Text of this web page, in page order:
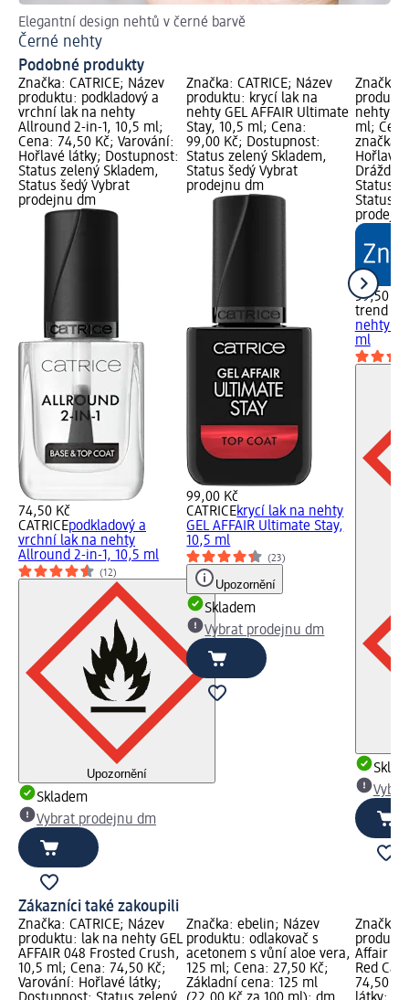
Elegantní design nehtů v černé barvě
Černé nehty
Podobné produkty
Značka: CATRICE; Název
produktu: podkladový a
vrchní lak na nehty
Allround 2-in-1, 10,5 ml;
Cena: 74,50 Kč; Varování:
Hořlavé látky; Dostupnost:
Status zelený Skladem,
Status šedý Vybrat
prodejnu dm
74,50 Kč
CATRICEpodkladový a
vrchní lak na nehty
Allround 2-in-1, 10,5 ml
(12)
Upozornění
Skladem
Vybrat prodejnu dm
Značka: CATRICE; Název
produktu: krycí lak na
nehty GEL AFFAIR Ultimate
Stay, 10,5 ml; Cena:
99,00 Kč; Dostupnost:
Status zelený Skladem,
Status šedý Vybrat
prodejnu dm
99,00 Kč
CATRICEkrycí lak na nehty
GEL AFFAIR Ultimate Stay,
10,5 ml
(23)
Upozornění
Skladem
Vybrat prodejnu dm
Značka:
nehty
ml;
značka
Hořlavé
Status
Status
59,50 Kč
trend !t
nehty
ml
Zákazníci také zakoupili
Značka: CATRICE; Název
produktu: lak na nehty GEL
AFFAIR 048 Frosted Crush,
10,5 ml; Cena: 74,50 Kč;
Varování: Hořlavé látky;
Značka: ebelin; Název
produktu: odlakovač s
acetonem s vůní aloe vera,
125 ml; Cena: 27,50 Kč;
Základní cena: 125 ml
Značka:
Affair
Red
74,50